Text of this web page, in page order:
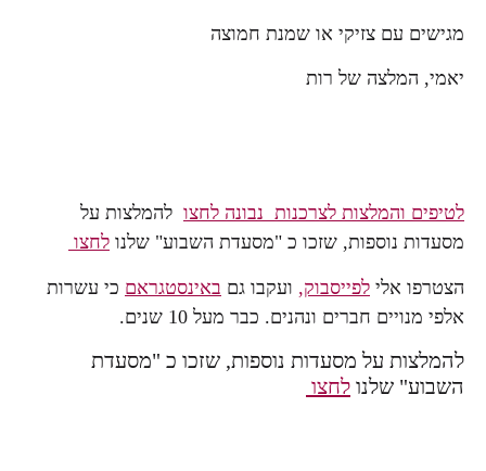
מגישים עם צזיקי או שמנת חמוצה
יאמי, המלצה של רות
לטיפים והמלצות לצרכנות נבונה לחצו להמלצות על
מסעדות נוספות, שזכו כ "מסעדת השבוע" שלנו לחצו
הצטרפו אלי לפייסבוק, ועקבו גם באינסטגראם כי עשרות
אלפי מנויים חברים ונהנים. כבר מעל 10 שנים
.
להמלצות על מסעדות נוספות, שזכו כ "מסעדת
השבוע" שלנו לחצו